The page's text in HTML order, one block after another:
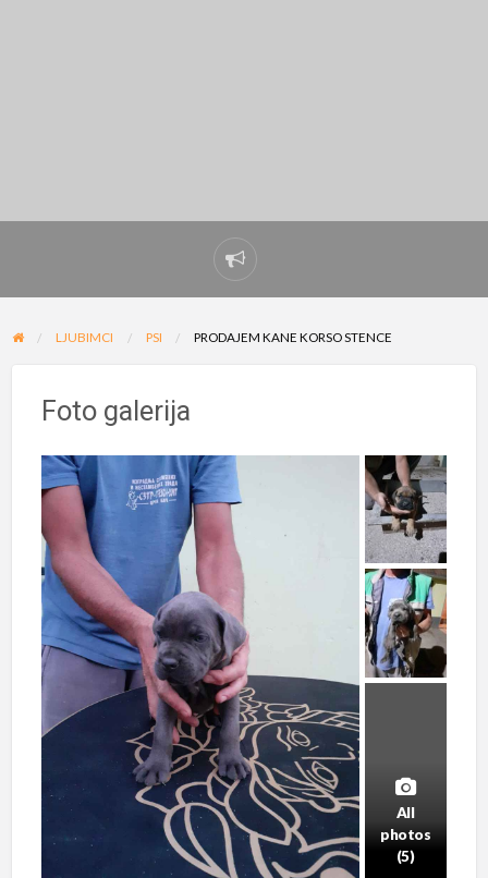
Prijavi
problem
LJUBIMCI PSI PRODAJEM KANE KORSO STENCE
Foto galerija
All
photos
(5)